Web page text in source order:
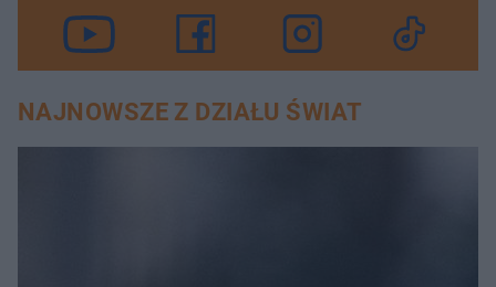
NAJNOWSZE Z DZIAŁU ŚWIAT